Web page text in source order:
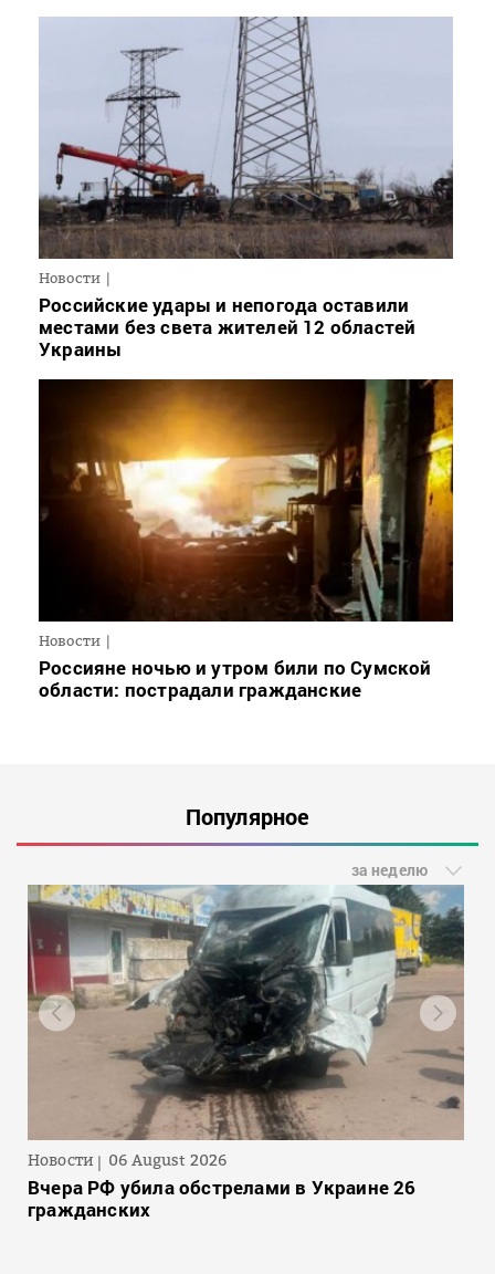
Новости
Российские удары и непогода оставили
местами без света жителей 12 областей
Украины
Новости
Россияне ночью и утром били по Сумской
области: пострадали гражданские
Популярное
за неделю
Новости 06 August 2026
Вчера РФ убила обстрелами в Украине 26
гражданских